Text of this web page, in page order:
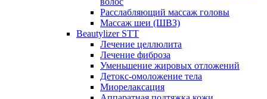
Расслабляющий массаж головы
Массаж шеи (ШВЗ)
Beautylizer STT
Лечение целлюлита
Лечение фиброза
Уменьшение жировых отложений
Детокс-омоложение тела
Миорелаксация